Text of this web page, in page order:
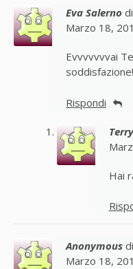
Eva Salerno
Marzo 18,
Evvvvvvvai
Rispondi
Terry
Hai
Anonymous
Marzo 18,